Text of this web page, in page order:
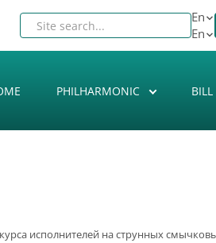
En
En
PHILHARMONIC BILL
исполнителей на струнных